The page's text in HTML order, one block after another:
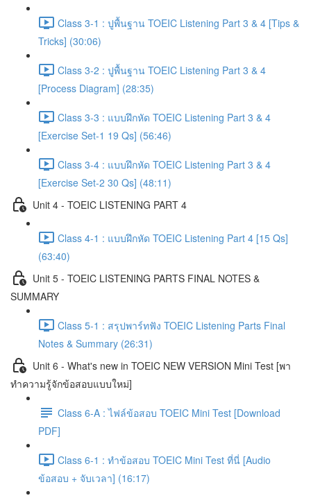
Class 3-1 : ปูพื้นฐาน TOEIC Listening Part 3 & 4 [Tips &
Tricks] (30:06)
Class 3-2 : ปูพื้นฐาน TOEIC Listening Part 3 & 4
[Process Diagram] (28:35)
Class 3-3 : แบบฝึกหัด TOEIC Listening Part 3 & 4
[Exercise Set-1 19 Qs] (56:46)
Class 3-4 : แบบฝึกหัด TOEIC Listening Part 3 & 4
[Exercise Set-2 30 Qs] (48:11)
Unit 4 - TOEIC LISTENING PART 4
Class 4-1 : แบบฝึกหัด TOEIC Listening Part 4 [15 Qs]
(63:40)
Unit 5 - TOEIC LISTENING PARTS FINAL NOTES &
SUMMARY
Class 5-1 : สรุปพาร์ทฟัง TOEIC Listening Parts Final
Notes & Summary (26:31)
Unit 6 - What's new in TOEIC NEW VERSION Mini Test [พา
ทำความรู้จักข้อสอบแบบใหม่]
Class 6-A : ไฟล์ข้อสอบ TOEIC Mini Test [Download
PDF]
Class 6-1 : ทำข้อสอบ TOEIC Mini Test ที่นี่ [Audio
ข้อสอบ + จับเวลา] (16:17)